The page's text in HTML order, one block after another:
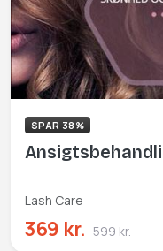
SPAR 38%
Lash Care
369 kr. 599 kr.